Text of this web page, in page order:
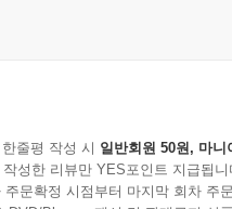
줄평 작성 시 일반회원 50원, 마니
성한 리뷰만 YES포인트 지급됩니
주문확정 시점부터 마지막 회차 주